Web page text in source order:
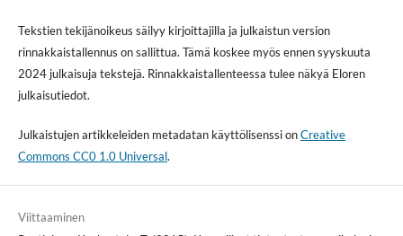
Tekstien tekijänoikeus säilyy kirjoittajilla ja julkaistun version
rinnakkaistallennus on sallittua. Tämä koskee myös ennen syyskuuta
2024 julkaisuja tekstejä. Rinnakkaistallenteessa tulee näkyä Eloren
julkaisutiedot.
Julkaistujen artikkeleiden metadatan käyttölisenssi onCreative
Commons CC0 1.0 Universal.
Viittaaminen